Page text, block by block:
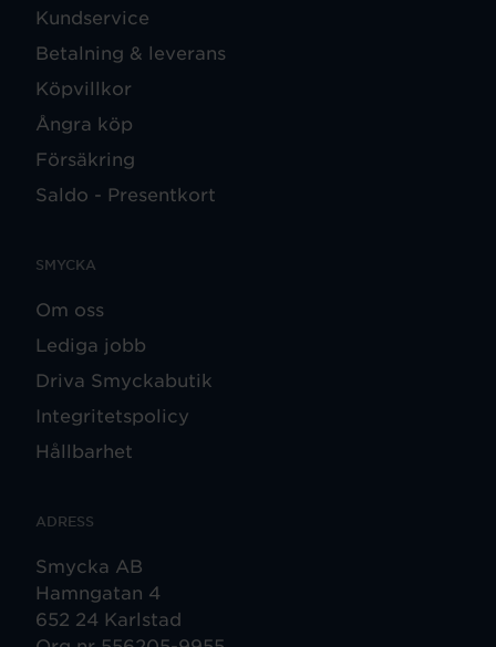
Kundservice
Betalning & leverans
Köpvillkor
Ångra köp
Försäkring
Saldo - Presentkort
SMYCKA
Om oss
Lediga jobb
Driva Smyckabutik
Integritetspolicy
Hållbarhet
ADRESS
Smycka AB
Hamngatan 4
652 24 Karlstad